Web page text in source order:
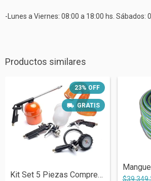
-Lunes a Viernes: 08:00 a 18:00 hs. Sábados:
Productos similares
23%OFF
GRATIS
Kit Set 5 Piezas Compresor Aire Pistola...